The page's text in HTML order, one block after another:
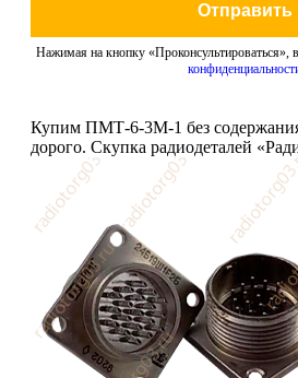
Отправить
Нажимая на кнопку «Проконсультироваться»,
Купим ПМТ-6-3М-1 без содержания
дорого. Скупка радиодеталей